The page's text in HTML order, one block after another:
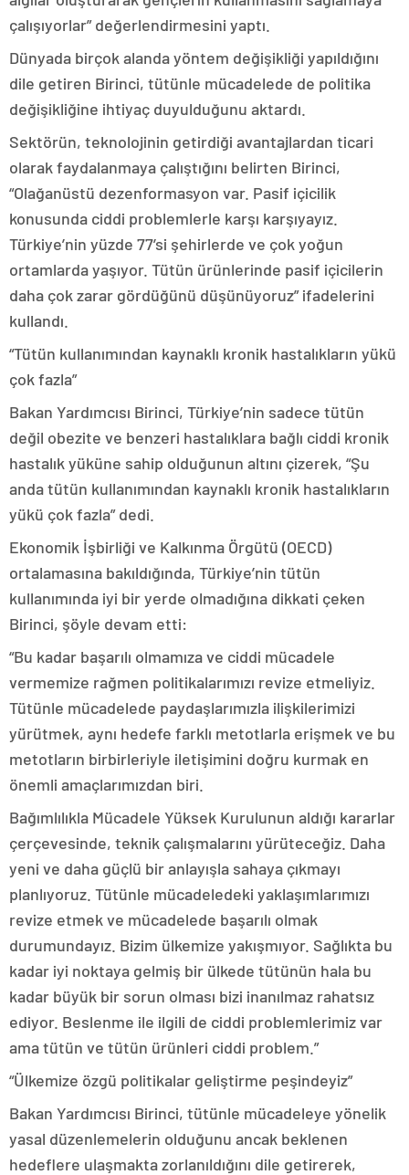
çalışıyorlar” değerlendirmesini yaptı.
Dünyada birçok alanda yöntem değişikliği yapıldığını
dile getiren Birinci, tütünle mücadelede de politika
değişikliğine ihtiyaç duyulduğunu aktardı.
Sektörün, teknolojinin getirdiği avantajlardan ticari
olarak faydalanmaya çalıştığını belirten Birinci,
“Olağanüstü dezenformasyon var. Pasif içicilik
konusunda ciddi problemlerle karşı karşıyayız.
Türkiye’nin yüzde 77’si şehirlerde ve çok yoğun
ortamlarda yaşıyor. Tütün ürünlerinde pasif içicilerin
daha çok zarar gördüğünü düşünüyoruz” ifadelerini
kullandı.
“Tütün kullanımından kaynaklı kronik hastalıkların yükü
çok fazla”
Bakan Yardımcısı Birinci, Türkiye’nin sadece tütün
değil obezite ve benzeri hastalıklara bağlı ciddi kronik
hastalık yüküne sahip olduğunun altını çizerek, “Şu
anda tütün kullanımından kaynaklı kronik hastalıkların
yükü çok fazla” dedi.
Ekonomik İşbirliği ve Kalkınma Örgütü (OECD)
ortalamasına bakıldığında, Türkiye’nin tütün
kullanımında iyi bir yerde olmadığına dikkati çeken
Birinci, şöyle devam etti:
“Bu kadar başarılı olmamıza ve ciddi mücadele
vermemize rağmen politikalarımızı revize etmeliyiz.
Tütünle mücadelede paydaşlarımızla ilişkilerimizi
yürütmek, aynı hedefe farklı metotlarla erişmek ve bu
metotların birbirleriyle iletişimini doğru kurmak en
önemli amaçlarımızdan biri.
Bağımlılıkla Mücadele Yüksek Kurulunun aldığı kararlar
çerçevesinde, teknik çalışmalarını yürüteceğiz. Daha
yeni ve daha güçlü bir anlayışla sahaya çıkmayı
planlıyoruz. Tütünle mücadeledeki yaklaşımlarımızı
revize etmek ve mücadelede başarılı olmak
durumundayız. Bizim ülkemize yakışmıyor. Sağlıkta bu
kadar iyi noktaya gelmiş bir ülkede tütünün hala bu
kadar büyük bir sorun olması bizi inanılmaz rahatsız
ediyor. Beslenme ile ilgili de ciddi problemlerimiz var
ama tütün ve tütün ürünleri ciddi problem.”
“Ülkemize özgü politikalar geliştirme peşindeyiz”
Bakan Yardımcısı Birinci, tütünle mücadeleye yönelik
yasal düzenlemelerin olduğunu ancak beklenen
hedeflere ulaşmakta zorlanıldığını dile getirerek,